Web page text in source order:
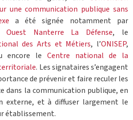
une communication publique sans
a été signée notamment par
Ouest Nanterre La Défense, le
des Arts et Métiers, l’ONISEP,
encore le Centre national de la
. Les signataires s’engagent
de prévenir et faire reculer les
dans la communication publique, en
externe, et à diffuser largement le
établissement.